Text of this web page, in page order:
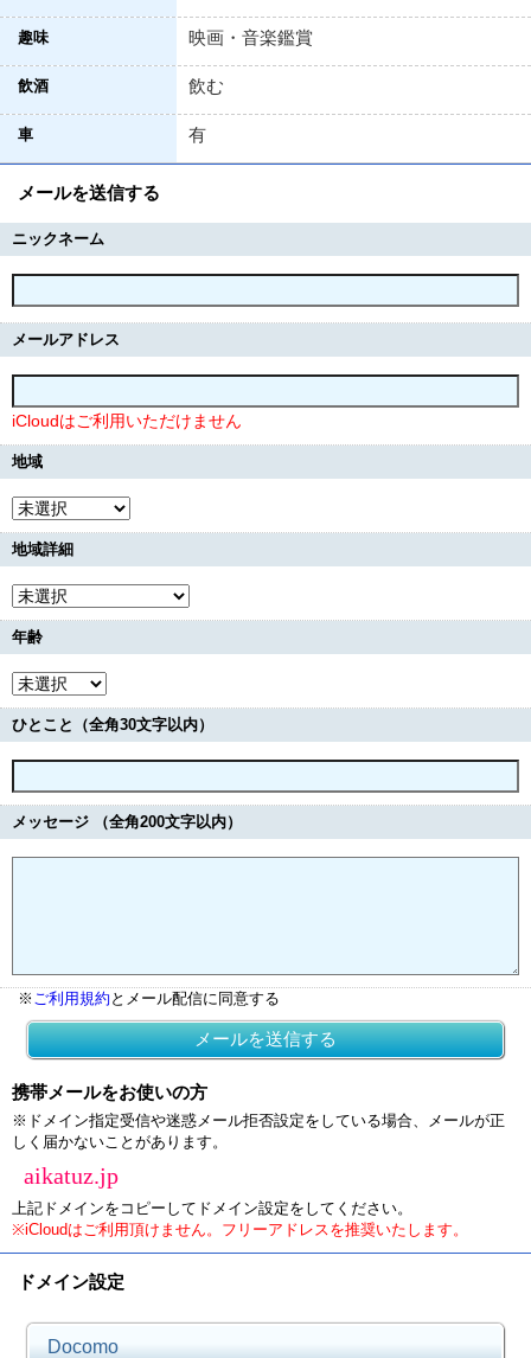
趣味 映画・音楽鑑賞
飲酒 飲む
車 有
メールを送信する
ニックネーム
メールアドレス
iCloudはご利用いただけません
地域
地域詳細
年齢
ひとこと（全角30文字以内）
メッセージ （全角200文字以内）
※ ご利用規約 とメール配信に同意する
メールを送信する
携帯メールをお使いの方
※ドメイン指定受信や迷惑メール拒否設定をしている場合、メールが正
しく届かないことがあります。
aikatuz.jp
上記ドメインをコピーしてドメイン設定をしてください。
※iCloudはご利用頂けません。フリーアドレスを推奨いたします。
ドメイン設定
Docomo